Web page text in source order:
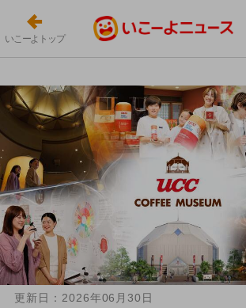
いこーよトップ
更新日： 2026年06月30日